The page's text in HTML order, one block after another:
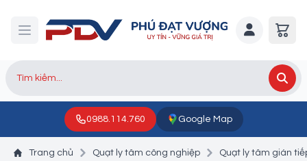
0988.114.760 Google Map
Trang chủ Quạt ly tâm công nghiệp Quạt ly tâm gián